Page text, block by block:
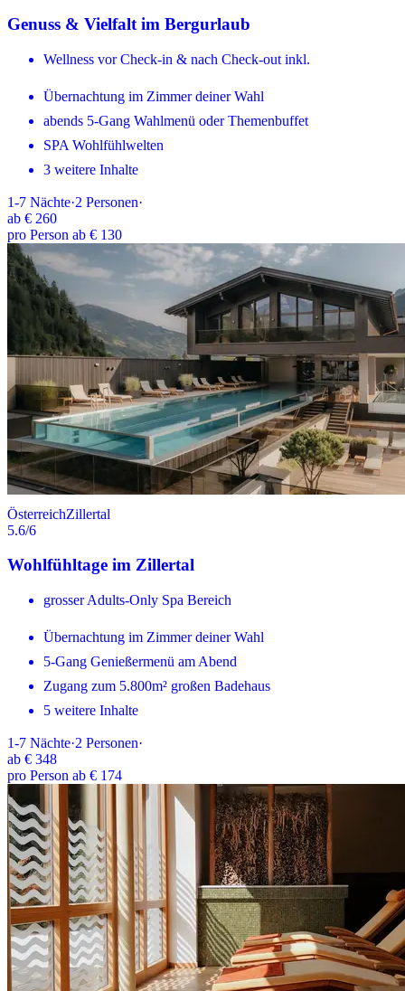
Genuss & Vielfalt im Bergurlaub
Wellness vor Check-in & nach Check-out inkl.
Übernachtung im Zimmer deiner Wahl
abends 5-Gang Wahlmenü oder Themenbuffet
SPA Wohlfühlwelten
3 weitere Inhalte
1-7 Nächte·2 Personen·
ab € 260
pro Person ab € 130
ÖsterreichZillertal
5.6/6
Wohlfühltage im Zillertal
grosser Adults-Only Spa Bereich
Übernachtung im Zimmer deiner Wahl
5-Gang Genießermenü am Abend
Zugang zum 5.800m² großen Badehaus
5 weitere Inhalte
1-7 Nächte·2 Personen·
ab € 348
pro Person ab € 174